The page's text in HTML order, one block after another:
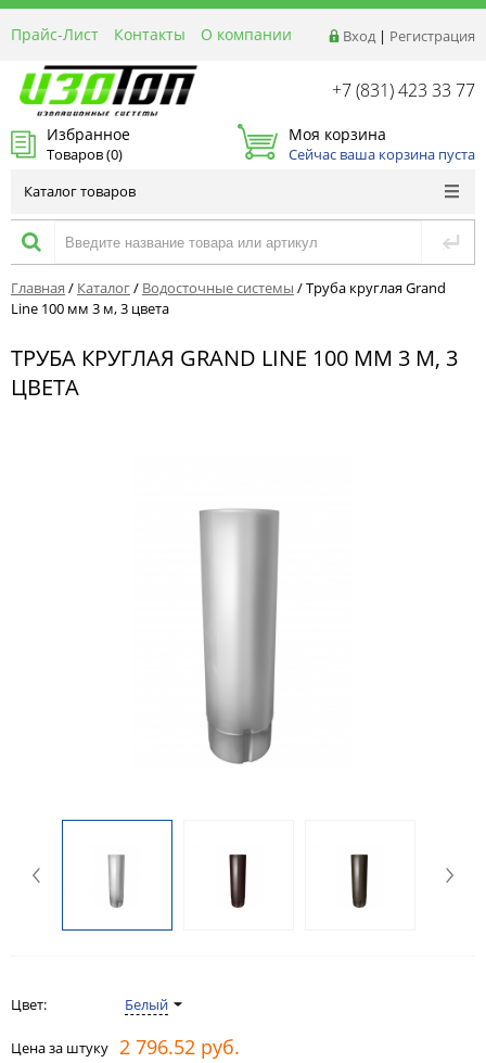
Вход | Регистрация
Прайс-Лист Контакты
О компании
Реквизиты
Доставка
Акции и Распродажи
Оптовым покупателям
+7 (831) 423 33 77
Избранное
Товаров (0)
Моя корзина
Сейчас ваша корзина пуста
Каталог товаров
Главная / Каталог/ Водосточные системы /Труба круглая Grand
Line 100 мм 3 м, 3 цвета
ТРУБА КРУГЛАЯ GRAND LINE 100 ММ 3 М, 3
ЦВЕТА
Цвет: Белый
Цена за штуку 2 796.52 руб.